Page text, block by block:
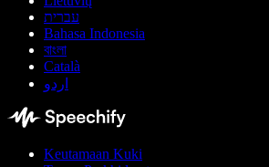
עברית
Bahasa Indonesia
বাংলা
Català
اردو
Keutamaan Kuki